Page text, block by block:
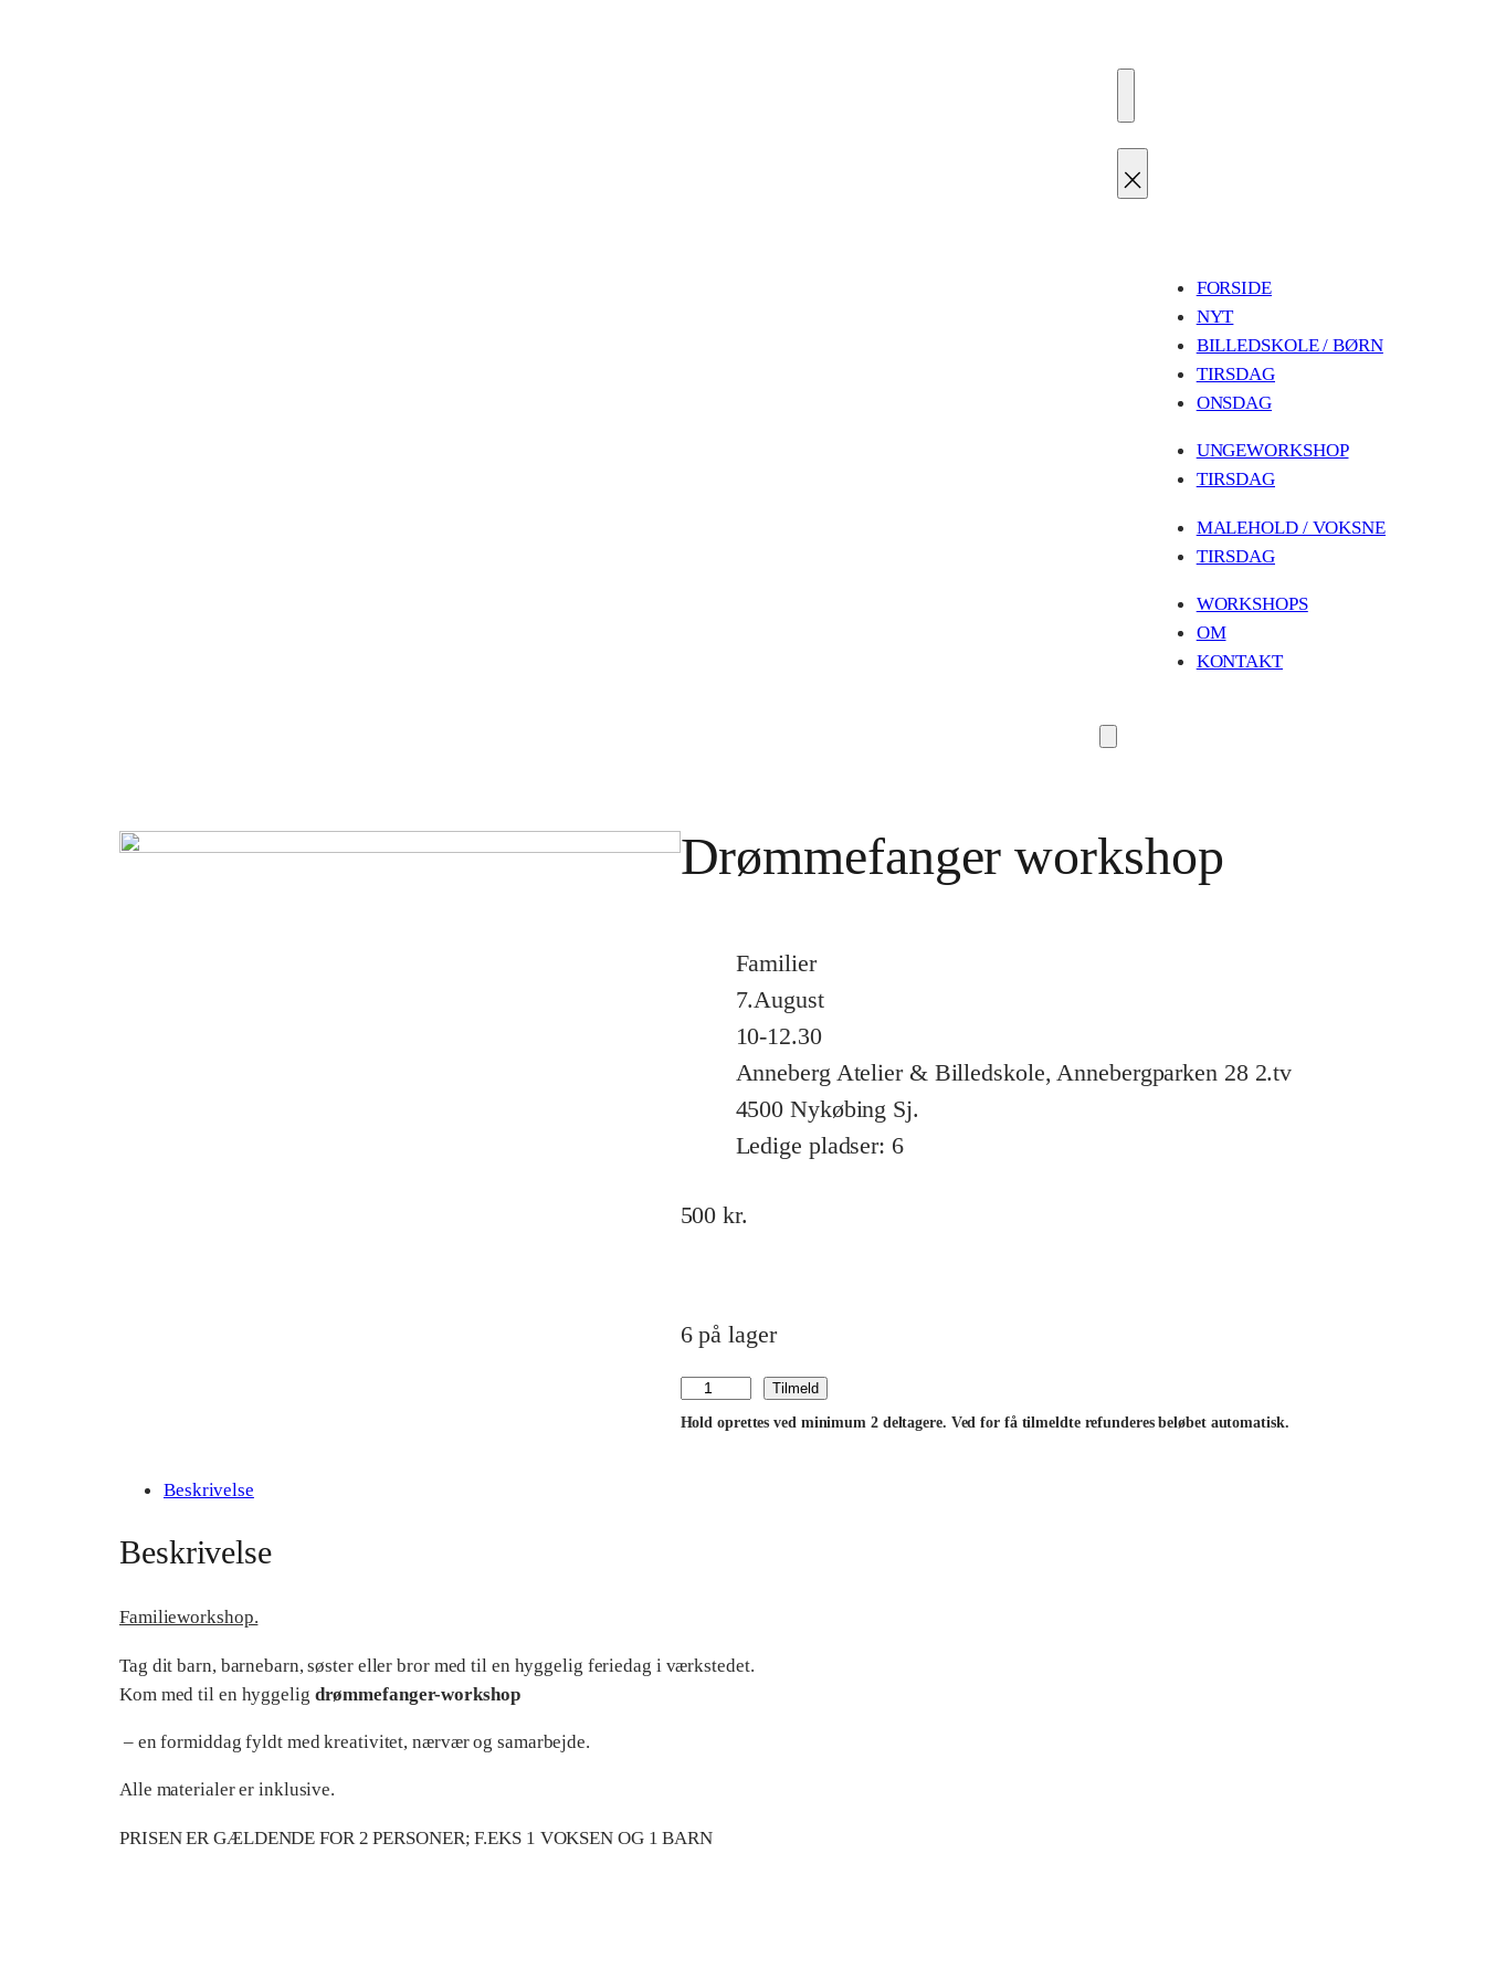
FORSIDE
NYT
BILLEDSKOLE / BØRN
TIRSDAG
ONSDAG
UNGEWORKSHOP
TIRSDAG
MALEHOLD / VOKSNE
TIRSDAG
WORKSHOPS
OM
KONTAKT
Drømmefanger workshop
Familier
7.August
10-12.30
Anneberg Atelier & Billedskole, Annebergparken 28 2.tv
4500 Nykøbing Sj.
Ledige pladser: 6
500kr.
6 på lager
D
r
w
Tilmeld
Hold oprettes ved minimum 2 deltagere. Ved for få tilmeldte refunderes beløbet automatisk.
Beskrivelse
Beskrivelse
Familieworkshop.
Tag dit barn, barnebarn, søster eller bror med til en hyggelig feriedag i værkstedet.
Kom med til en hyggelig drømmefanger-workshop
– en formiddag fyldt med kreativitet, nærvær og samarbejde.
Alle materialer er inklusive.
PRISEN ER GÆLDENDE FOR 2 PERSONER; F.EKS 1 VOKSEN OG 1 BARN